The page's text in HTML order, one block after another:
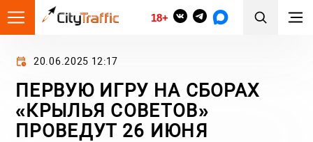
18+
20.06.2025 12:17
ПЕРВУЮ ИГРУ НА СБОРАХ
«КРЫЛЬЯ СОВЕТОВ»
ПРОВЕДУТ 26 ИЮНЯ